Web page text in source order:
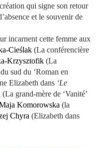
qui signe son retour
et le souvenir de
incarnent cette femme aux
Cieślak (La conférencière
Krzysztofik (La
sud du ‘Roman en
Elizabeth dans ‘Le
(La grand-mère de ‘Vanité’
Komorowska (la
Chyra (Elizabeth dans